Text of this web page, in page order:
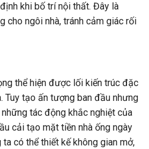
khi bố trí nội thất. Đây là
cho ngôi nhà, tránh cảm giác rối
thể hiện được lối kiến trúc đặc
Tuy tạo ấn tượng ban đầu nhưng
tác động khắc nghiệt của
cải tạo mặt tiền nhà ống ngày
có thể thiết kế không gian mở,